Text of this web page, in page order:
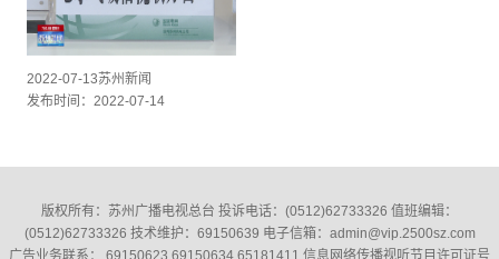
2022-07-13苏州新闻
发布时间：2022-07-14
版权所有：苏州广播电视总台 投诉电话：(0512)62733326‬ 值班编辑：
(0512)62733326‬ 技术维护：69150639 电子信箱：admin@vip.2500sz.com
广告业务联系： 69150623 69150634 65181411 信息网络传播视听节目许可证号